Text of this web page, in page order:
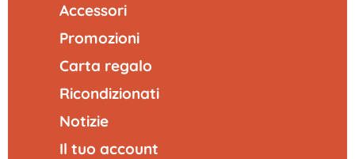
Accessori
Promozioni
Carta regalo
Ricondizionati
Notizie
Il tuo account